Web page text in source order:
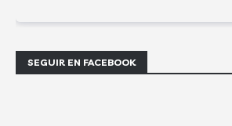
SEGUIR EN FACEBOOK